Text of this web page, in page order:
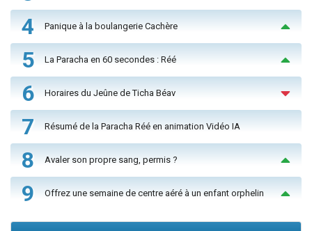
4 Panique à la boulangerie Cachère
5 La Paracha en 60 secondes : Réé
6 Horaires du Jeûne de Ticha Béav
7 Résumé de la Paracha Réé en animation Vidéo IA
8 Avaler son propre sang, permis ?
9 Offrez une semaine de centre aéré à un enfant orphelin